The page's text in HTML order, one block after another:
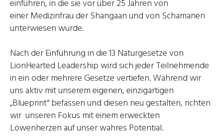
einführen, in die sie vor über 25 Jahren von
einer Medizinfrau der Shangaan und von Schamanen
unterwiesen wurde.
Nach der Einführung in die 13 Naturgesetze von
LionHearted Leadership wird sich jeder Teilnehmende
in ein oder mehrere Gesetze vertiefen. Während wir
uns aktiv mit unserem eigenen, einzigartigen
„Blueprint“ befassen und diesen neu gestalten, richten
wir unseren Fokus mit einem erweckten
Löwenherzen auf unser wahres Potential.